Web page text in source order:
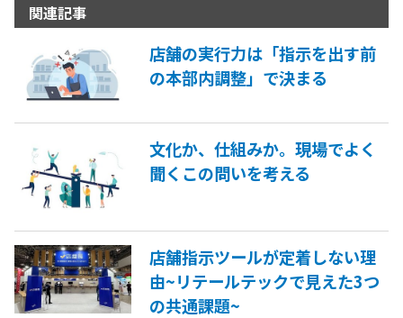
関連記事
店舗の実行力は「指示を出す前
の本部内調整」で決まる
文化か、仕組みか。現場でよく
聞くこの問いを考える
店舗指示ツールが定着しない理
由~リテールテックで見えた3つ
の共通課題~